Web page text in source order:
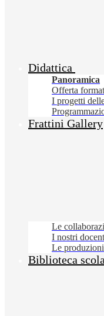
Didattica
Panoramica
Offerta
I progetti
Frattini Gallery
Le
I nostri
Le
Biblioteca